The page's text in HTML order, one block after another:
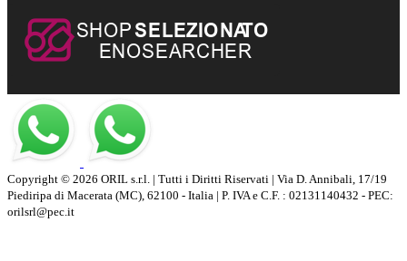
Copyright © 2026 ORIL s.r.l. | Tutti i Diritti Riservati | Via D. Annibali, 17/19
Piediripa di Macerata (MC), 62100 - Italia | P. IVA e C.F. : 02131140432 - PEC:
orilsrl@pec.it